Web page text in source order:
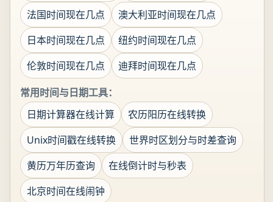
法国时间现在几点
澳大利亚时间现在几点
日本时间现在几点
纽约时间现在几点
伦敦时间现在几点
迪拜时间现在几点
常用时间与日期工具：
日期计算器在线计算
农历阳历在线转换
Unix时间戳在线转换
世界时区划分与时差查询
黄历万年历查询
在线倒计时与秒表
北京时间在线闹钟